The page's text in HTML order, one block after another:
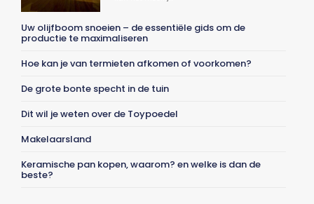
Uw olijfboom snoeien – de essentiële gids om de
productie te maximaliseren
Hoe kan je van termieten afkomen of voorkomen?
De grote bonte specht in de tuin
Dit wil je weten over de Toypoedel
Makelaarsland
Keramische pan kopen, waarom? en welke is dan de
beste?